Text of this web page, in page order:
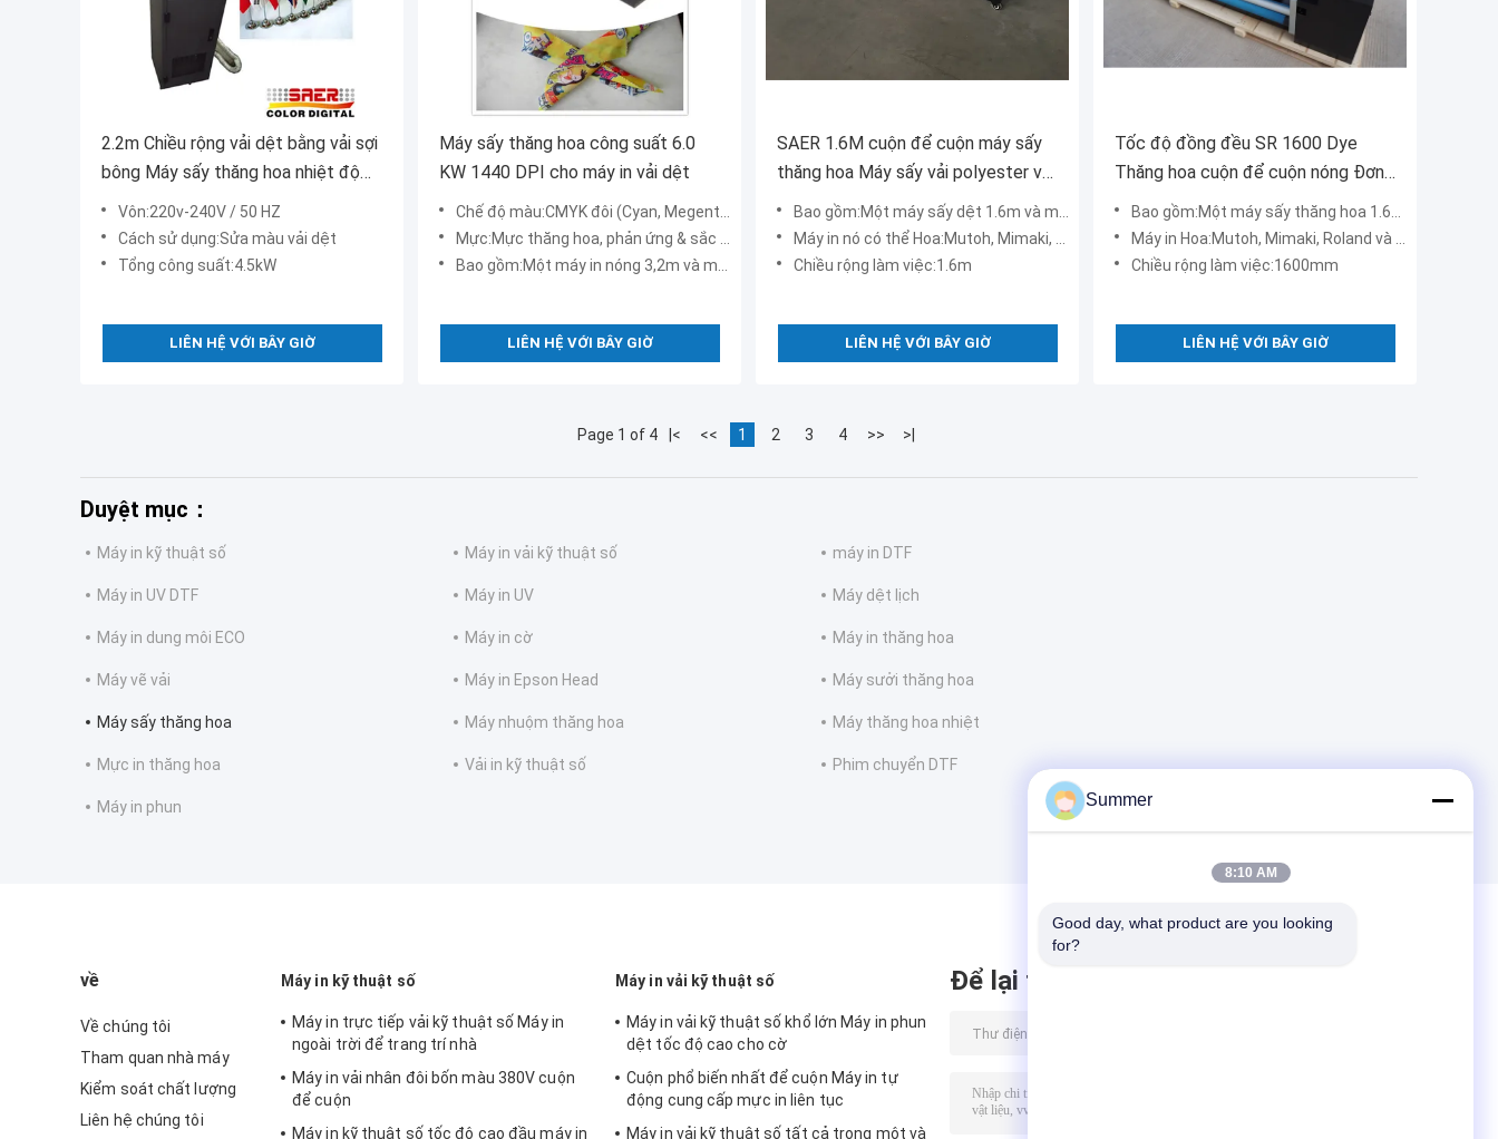
2.2m Chiều rộng vải dệt bằng vải sợi
bông Máy sấy thăng hoa nhiệt độ
caoVôn:220v-240V / 50 HZ
Cách sử dụng:Sửa màu vải dệt
Tổng công suất:4.5kW
LIÊN HỆ VỚI BÂY GIỜ
Máy sấy thăng hoa công suất 6.0
KW 1440 DPI cho máy in vải dệt
Chế độ màu:CMYK đôi (Cyan, Megenta, Vàng, Đen)
Mực:Mực thăng hoa, phản ứng & sắc tố
Bao gồm:Một máy in nóng 3,2m và một quạt lọc
LIÊN HỆ VỚI BÂY GIỜ
SAER 1.6M cuộn để cuộn máy sấy
thăng hoa Máy sấy vải polyester với
tốc độ cao
Bao gồm:Một máy sấy dệt 1.6m và một bộ lọc
Máy in nó có thể Hoa:Mutoh, Mimaki, Roland và bất kỳ máy in piezo nào khác
Chiều rộng làm việc:1.6m
LIÊN HỆ VỚI BÂY GIỜ
Tốc độ đồng đều SR 1600 Dye
Thăng hoa cuộn để cuộn nóng Đơn
vị cố định màu
Bao gồm:Một máy sấy thăng hoa 1.6m và Một bộ lọc
Máy in Hoa:Mutoh, Mimaki, Roland và bất kỳ máy in piezo nào khác hoặc làm việc riêng biệt
Chiều rộng làm việc:1600mm
LIÊN HỆ VỚI BÂY GIỜ
Page 1 of 4 |< << 1 2 3 4 >> >|
Duyệt mục：
Máy in kỹ thuật số Máy in vải kỹ thuật số máy in DTF
Máy in UV DTF Máy in UV Máy dệt lịch
Máy in dung môi ECO Máy in cờ Máy in thăng hoa
Máy vẽ vải Máy in Epson Head Máy sưởi thăng hoa
Máy sấy thăng hoa Máy nhuộm thăng hoa Máy thăng hoa nhiệt
Mực in thăng hoa Vải in kỹ thuật số Phim chuyển DTF
Máy in phun
về
Về chúng tôi
Tham quan nhà máy
Kiểm soát chất lượng
Liên hệ chúng tôi
Máy in kỹ thuật số
Máy in trực tiếp vải kỹ thuật số Máy in
ngoài trời để trang trí nhà
Máy in vải nhân đôi bốn màu 380V cuộn
để cuộn
Máy in kỹ thuật số tốc độ cao đầu máy in
Máy in vải kỹ thuật số
Máy in vải kỹ thuật số khổ lớn Máy in phun
dệt tốc độ cao cho cờ
Cuộn phổ biến nhất để cuộn Máy in tự
động cung cấp mực in liên tục
Máy in vải kỹ thuật số tất cả trong một và
Để lại tin nhắn
Summer
8:10 AM
Good day, what product are you looking
for?